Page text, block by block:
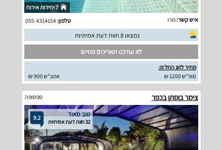
7 יחידות אירוח
איש קשר:מרו טלפון:055-4314154
נמצאו 8 חוות דעת אמיתיות
לא עודכנו תאריכים פנויים
מחיר לזוג החל מ:
סופ"ש 1200 ₪
אמצ"ש 900 ₪
צימר בוסתן בכפר ספסופה
9.2 טוב מאוד
32 חוות דעת אמיתיות